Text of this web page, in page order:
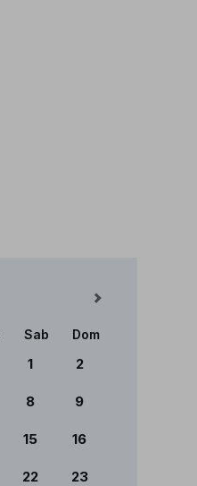
Mês Seguinte
Sab Dom
1 2
8 9
15 16
22 23